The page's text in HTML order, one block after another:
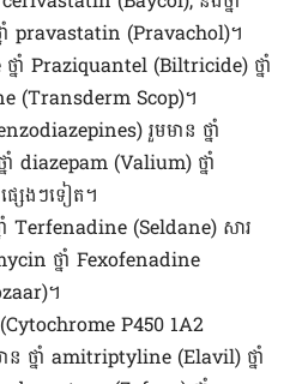
ាំ pravastatin (Pravachol)។
ាំ Praziquantel (Biltricide) ថ្នាំ
(Transderm Scop)។
រួម​មាន​ ថ្នាំ
diazepam (Valium) ថ្នាំ
សេងៗ​ទៀត។
Terfenadine (Seldane) សារ
ថ្នាំ Fexofenadine
។
(Cytochrome P450 1A2
ថ្នាំ amitriptyline (Elavil) ថ្នាំ